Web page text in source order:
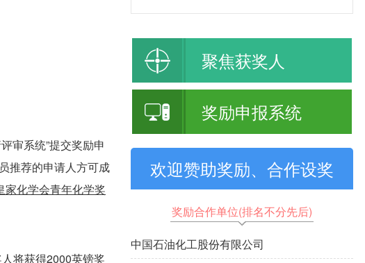
审系统”提交奖励申
推荐的申请人方可成
家化学会青年化学奖
将获得2000英镑奖
聚焦获奖人
奖励申报系统
欢迎赞助奖励、合作设奖
奖励合作单位(排名不分先后)
中国石油化工股份有限公司